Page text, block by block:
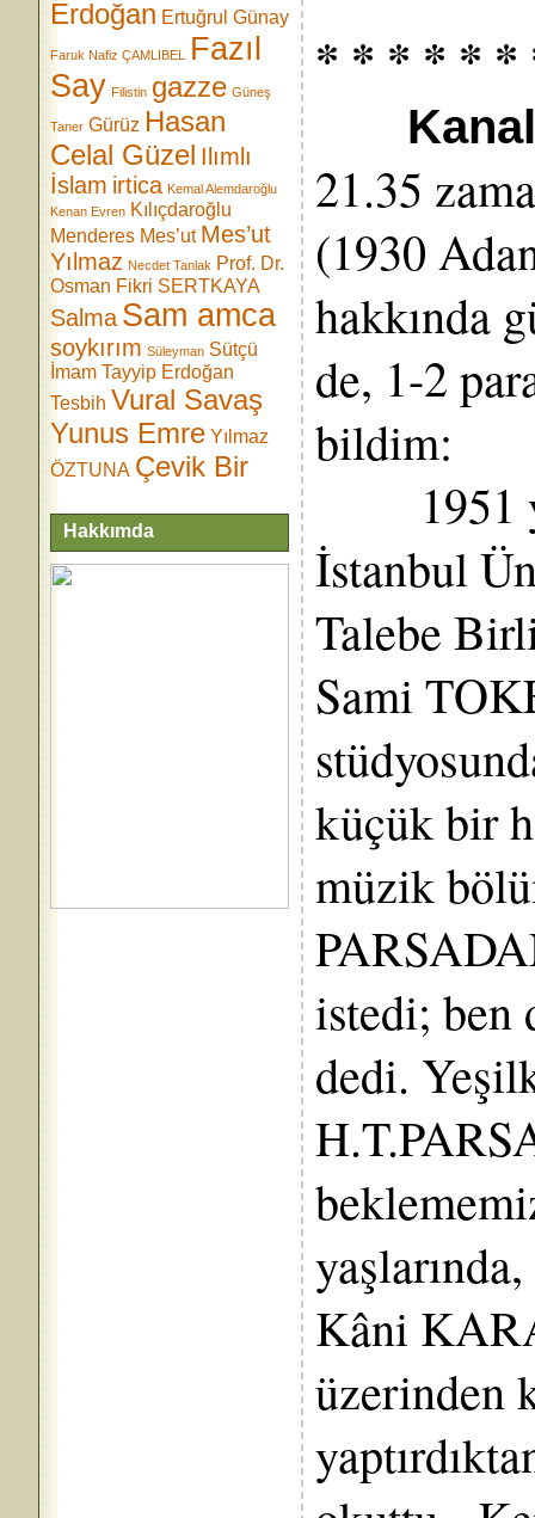
Erdoğan Ertuğrul Günay
Faruk Nafiz ÇAMLIBEL
Fazıl
Say Filistin gazze Güneş
Taner Gürüz Hasan
Celal Güzel Ilımlı
İslam irtica Kemal Alemdaroğlu
Kenan Evren Kılıçdaroğlu
Menderes Mes’ut Mes’ut
Yılmaz Necdet Tanlak Prof. Dr.
Osman Fikri SERTKAYA
Salma Sam amca
soykırım Süleyman Sütçü
İmam Tayyip Erdoğan
Tesbih Vural Savaş
Yunus Emre Yılmaz
ÖZTUNA Çevik Bir
Hakkımda
* * * * *
Kanal
21.35
(1930
hakkında
de, 1-2
bildim:
1951
İstanbul
Talebe
Sami
küçük bir
müzik
istedi; ben
dedi.
Kâni
üzerinden